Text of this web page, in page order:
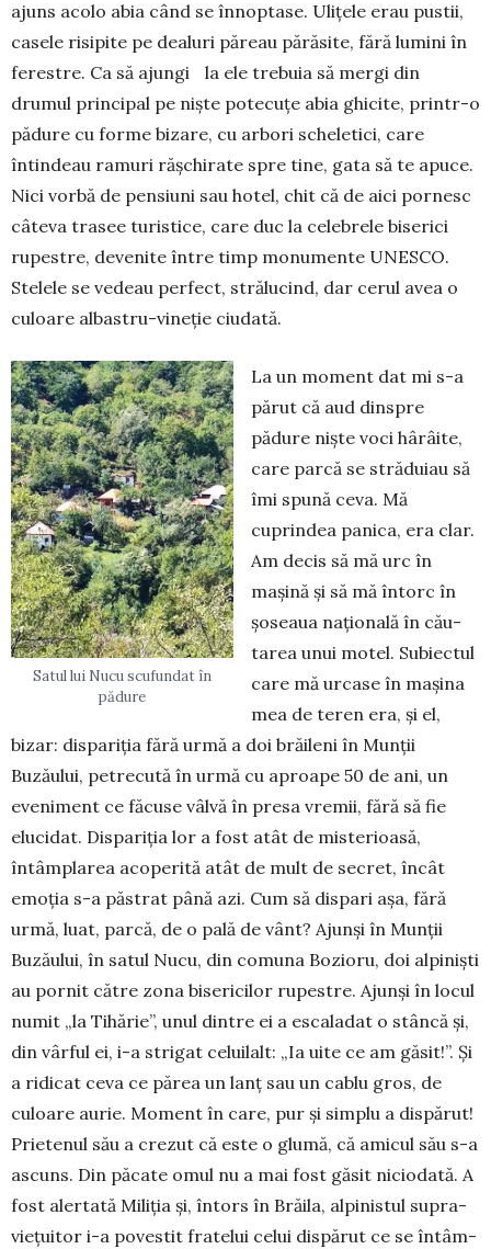
ajuns acolo abia când se înnop­tase. Ulițele erau pustii,
casele risipite pe dealuri păreau părăsite, fără lumini în
ferestre. Ca să ajungi la ele trebuia să mergi din
drumul principal pe niște potecuțe abia ghicite, printr-o
pădure cu forme bizare, cu arbori scheletici, care
întindeau ramuri răș­chirate spre tine, gata să te apuce.
Nici vorbă de pensiuni sau hotel, chit că de aici pornesc
câteva trasee tu­ristice, care duc la celebrele biserici
rupes­tre, de­venite între timp monumente UNESCO.
Ste­lele se vedeau perfect, strălucind, dar cerul avea o
culoare albastru-vineție ciudată.
Satul lui Nucu scufundat în
pădure
La un moment dat mi s-a
părut că aud dinspre
pădure niște voci hârâite,
care parcă se străduiau să
îmi spună ceva. Mă
cuprindea panica, era clar.
Am decis să mă urc în
mașină și să mă întorc în
șoseaua națională în cău­
tarea unui motel. Su­biec­tul
care mă urcase în ma­șina
mea de teren era, și el,
bizar: dispariția fără ur­mă a doi brăileni în Mun­ții
Buzăului, petre­cu­tă în urmă cu aproape 50 de ani, un
eveniment ce fă­cuse vâlvă în presa vre­mii, fără să fie
elucidat. Dispariția lor a fost atât de misterioasă,
întâm­plarea acoperită atât de mult de secret, încât
emoția s-a păstrat până azi. Cum să dis­pari așa, fără
urmă, lu­at, parcă, de o pală de vânt? Ajunși în Munții
Buzăului, în satul Nucu, din comuna Bozioru, doi alpiniști
au pornit către zona bisericilor rupestre. Ajunși în locul
numit „la Tihărie”, unul dintre ei a es­caladat o stâncă și,
din vârful ei, i-a stri­gat celui­lalt: „Ia uite ce am găsit!”. Și
a ridicat ceva ce părea un lanț sau un cablu gros, de
culoare aurie. Moment în care, pur și simplu a dispărut!
Prietenul său a crezut că este o glumă, că amicul său s-a
ascuns. Din păcate omul nu a mai fost găsit niciodată. A
fost alertată Miliția și, întors în Brăila, alpinistul supra­
vie­țuitor i-a povestit fratelui celui dispărut ce se întâm­